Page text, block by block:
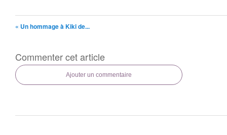
« Un hommage à Kiki de...
Commenter cet article
Ajouter un commentaire